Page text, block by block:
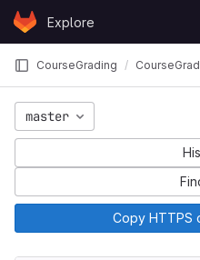
Skip to content
GitLabExplore
CourseGrading
master
Copy HTTPS